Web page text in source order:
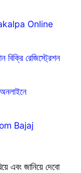
Online
রেজিস্ট্রেশন
Bajaj
এবং জানিয়ে দেবো